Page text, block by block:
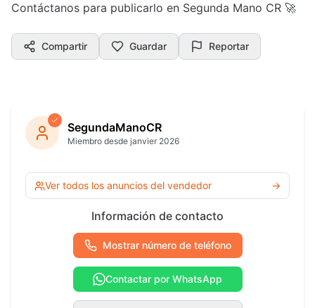
Contáctanos para publicarlo en Segunda Mano CR 🚀
Compartir Guardar Reportar
SegundaManoCR
Miembro desde janvier 2026
Ver todos los anuncios del vendedor →
Información de contacto
Mostrar número de teléfono
Contactar por WhatsApp